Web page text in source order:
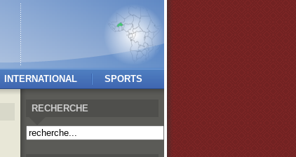
INTERNATIONAL SPORTS
RECHERCHE